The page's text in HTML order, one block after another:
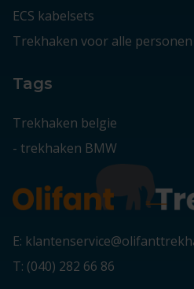
ECS kabelsets
Trekhaken voor alle
Tags
Trekhaken belgie
- trekhaken BMW
E:
T: (040) 282 66 86